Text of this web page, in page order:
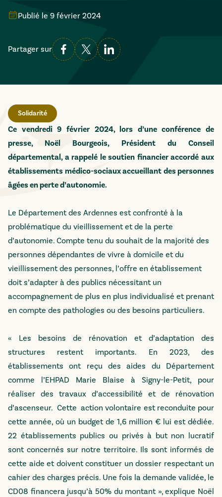
Publié le 9 février 2024
Partager sur
Solidarité
Ce vendredi 9 février 2024, lors d’une conférence de
presse, Noël Bourgeois, Président du Conseil
départemental, a rappelé le soutien financier accordé aux
établissements médico-sociaux accueillant des personnes
âgées en perte d’autonomie.
Le Département des Ardennes est confronté à la
problématique du vieillissement et de la perte
d’autonomie. Compte tenu du souhait de la majorité des
personnes dépendantes de vivre à domicile et du
vieillissement des personnes, l’offre en établissement
doit s’adapter à des publics nécessitant un
accompagnement de plus en plus individualisé et prenant
en compte des pathologies ou des besoins particuliers.
« Les besoins de rénovation et d’adaptation des
structures restent importants. En 2023, des
établissements ont reçu des aides du Département
comme l’EHPAD Marie Blaise à Signy-le-Petit, pour
réaliser des travaux d’accessibilité et de rénovation
d’ascenseur. Cette action volontaire est reconduite pour
cette année, où un budget de 1,6 million € lui est dédiée.
22 établissements publics ou privés à but non lucratif
sont concernés sur notre territoire. Ils sont informés de
cette aide et doivent constituer un dossier respectant un
cahier des charges précis. Une fois la demande validée, le
CD08 financera jusqu’à 50% du montant », explique Noël